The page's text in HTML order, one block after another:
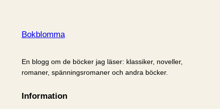
Bokblomma
En blogg om de böcker jag läser: klassiker, noveller,
romaner, spänningsromaner och andra böcker.
Information